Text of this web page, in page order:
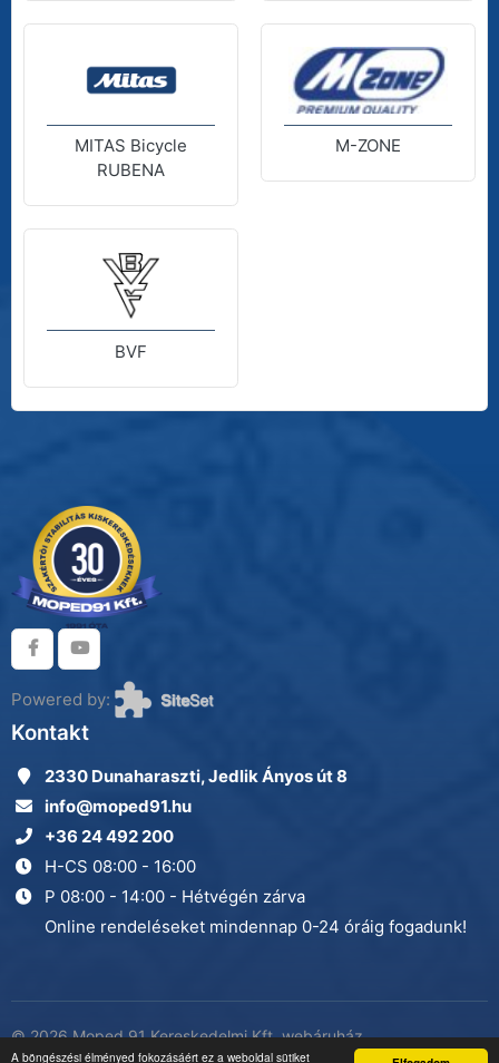
A böngészési élményed fokozásáért ez a weboldal sütiket
MITAS Bicycle
RUBENA
M-ZONE
BVF
Powered by:
Kontakt
2330 Dunaharaszti, Jedlik Ányos út 8
info@moped91.hu
+36 24 492 200
H-CS 08:00 - 16:00
P 08:00 - 14:00 - Hétvégén zárva
Online rendeléseket mindennap 0-24 óráig fogadunk!
© 2026 Moped 91 Kereskedelmi Kft. webáruház
minden jog fenntartva
Adatkezelés